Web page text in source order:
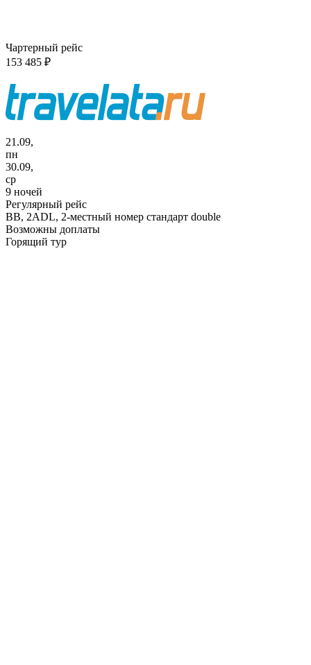
Чартерный рейс
153 485 ₽
21.09,
пн
30.09,
ср
9 ночей
Регулярный рейс
BB, 2ADL, 2-местный номер стандарт double
Возможны доплаты
Горящий тур